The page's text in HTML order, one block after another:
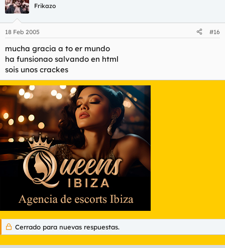
Frikazo
18 Feb 2005 #16
mucha gracia a to er mundo
ha funsionao salvando en html
sois unos crackes
Cerrado para nuevas respuestas.